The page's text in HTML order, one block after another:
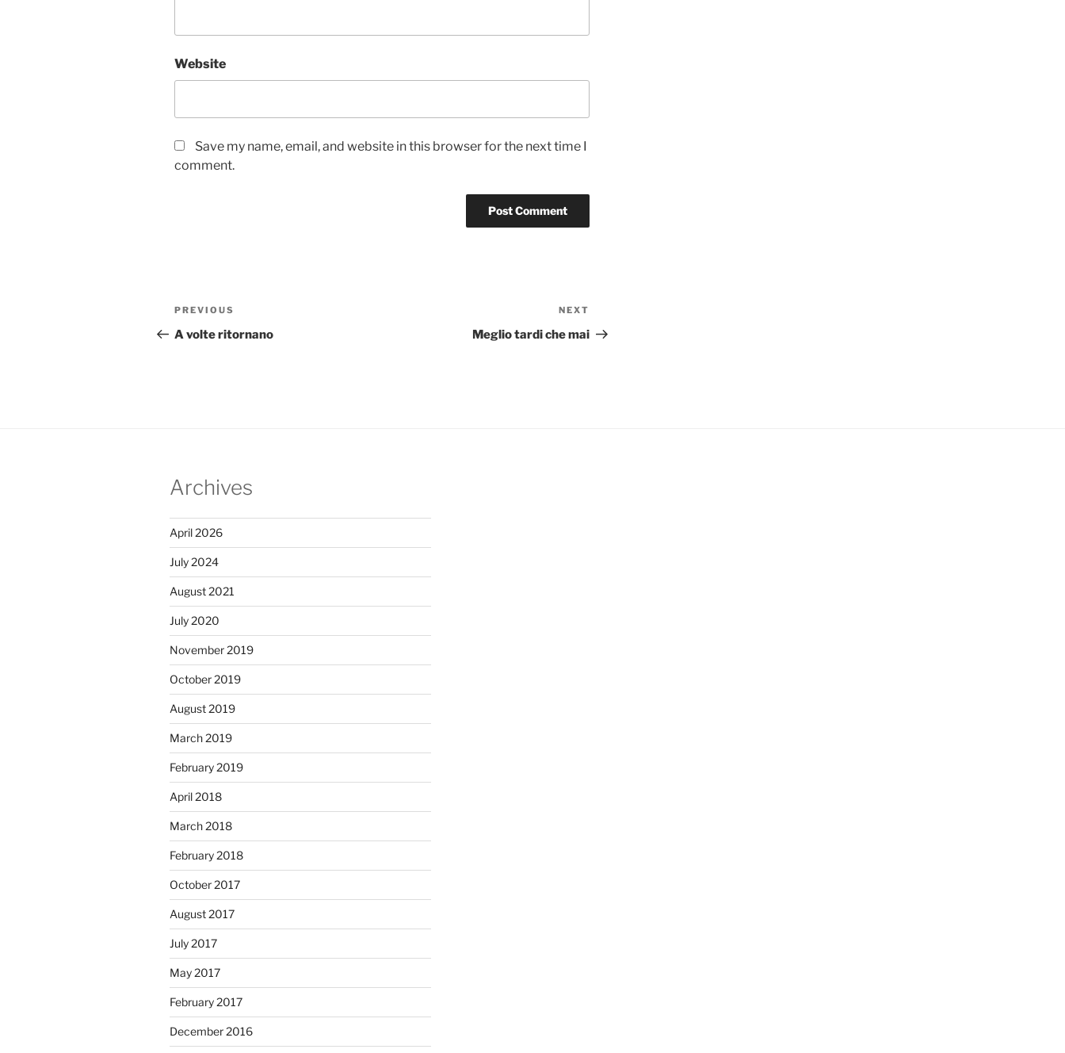
Website
Save my name, email, and website in this browser for the next time I
comment.
Post
navigation
Previous
Post
PREVIOUS
A volte ritornano
Post
NEXT
Meglio tardi che mai
Archives
April 2026
July 2024
August 2021
July 2020
November 2019
October 2019
August 2019
March 2019
February 2019
April 2018
March 2018
February 2018
October 2017
August 2017
July 2017
May 2017
February 2017
December 2016